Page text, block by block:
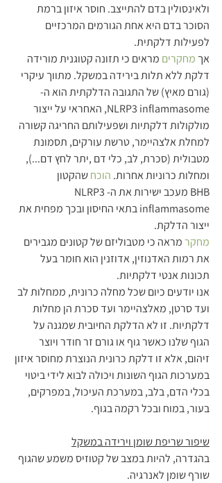
ולאינסולין בדם להתייצב. חוסר איזון ברמת
הסוכר בדם היא אחת הגורמים המרכזיים
לפעילות דלקתית.
אך מחקרים מראים כי תזונה קטוגנית מורידה
דלקת ללא תלות בירידה במשקל. מתווך עיקרי
(גורם מאיץ) של התגובה הדלקתית הוא ה-
NLRP3 inflammasome, האחראי על ייצור
מולקולות דלקתיות ושפעילותם החריגה קשורה
למחלת אלצהיימר, טרשת עורקים, תסמונת
מטבולית (סכרת, לב, כלי דם ,יתר לחץ דם...),
ומחלות כרוניות אחרות. הוכח שהקטון
BHB מעכב ישירות את ה-NLRP3
inflammasome בתאי החיסון ובכך מפחית את
ייצור הדלקת.
מחקר מראה כי מטבוליזם של קטונים מגבירים
את רמות האדנוזין, אדוזנין הוא חומר בעל
תכונות אנטי דלקתיות.
אנו יודעים כיום שכל מחלה כרונית, ממחלות לב
ועד סרטן, מאלצהיימר ועד סכרת הן מחלות
דלקתיות. זו לא הדלקת החיובית שמגנה על
הגוף שלנו כאשר גוף או גורם זר חודר ויוצר
זיהום, אלא זו דלקת כרונית הנוצרת מחוסר איזון
במערכות הגוף השונות ויכולה לבוא לידי ביטוי
בכלי הדם, בלב, במערכת העיכול, במפרקים,
בעור, במוח ובכל רקמה בגוף.
שיפור שריפת שומן וירידה במשקל
בהגדרה, להיות במצב של קטוזיס משמע שהגוף
שורף שומן לאנרגיה.